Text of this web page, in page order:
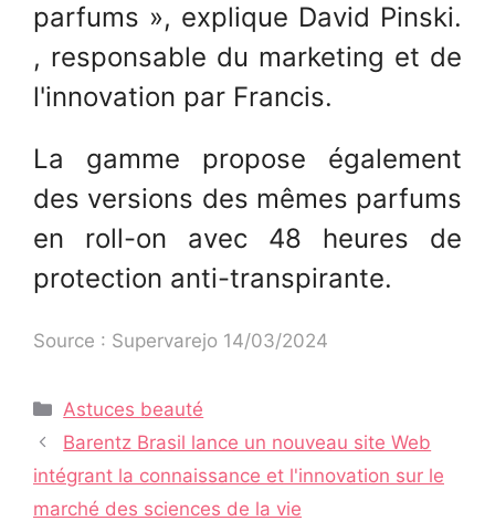
parfums », explique David Pinski.
, responsable du marketing et de
l'innovation par Francis.
La gamme propose également
des versions des mêmes parfums
en roll-on avec 48 heures de
protection anti-transpirante.
Source : Supervarejo 14/03/2024
Catégories
Astuces beauté
Navigation
des
articles
Barentz Brasil lance un nouveau site Web
intégrant la connaissance et l'innovation sur le
marché des sciences de la vie